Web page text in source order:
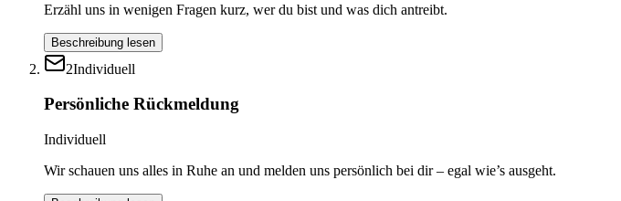
Erzähl uns in wenigen Fragen kurz, wer du bist und was dich antreibt.
Beschreibung lesen
2Individuell
Persönliche Rückmeldung
Individuell
Wir schauen uns alles in Ruhe an und melden uns persönlich bei dir – egal wie’s ausgeht.